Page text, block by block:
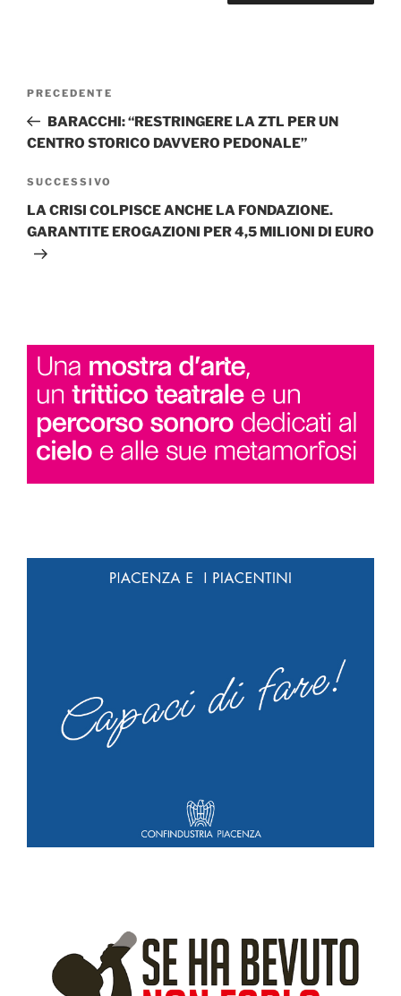
Articolo
precedente:
PRECEDENTE
BARACCHI: “RESTRINGERE LA ZTL PER UN
CENTRO STORICO DAVVERO PEDONALE”
Articolo
successivo
SUCCESSIVO
LA CRISI COLPISCE ANCHE LA FONDAZIONE.
GARANTITE EROGAZIONI PER 4,5 MILIONI DI EURO